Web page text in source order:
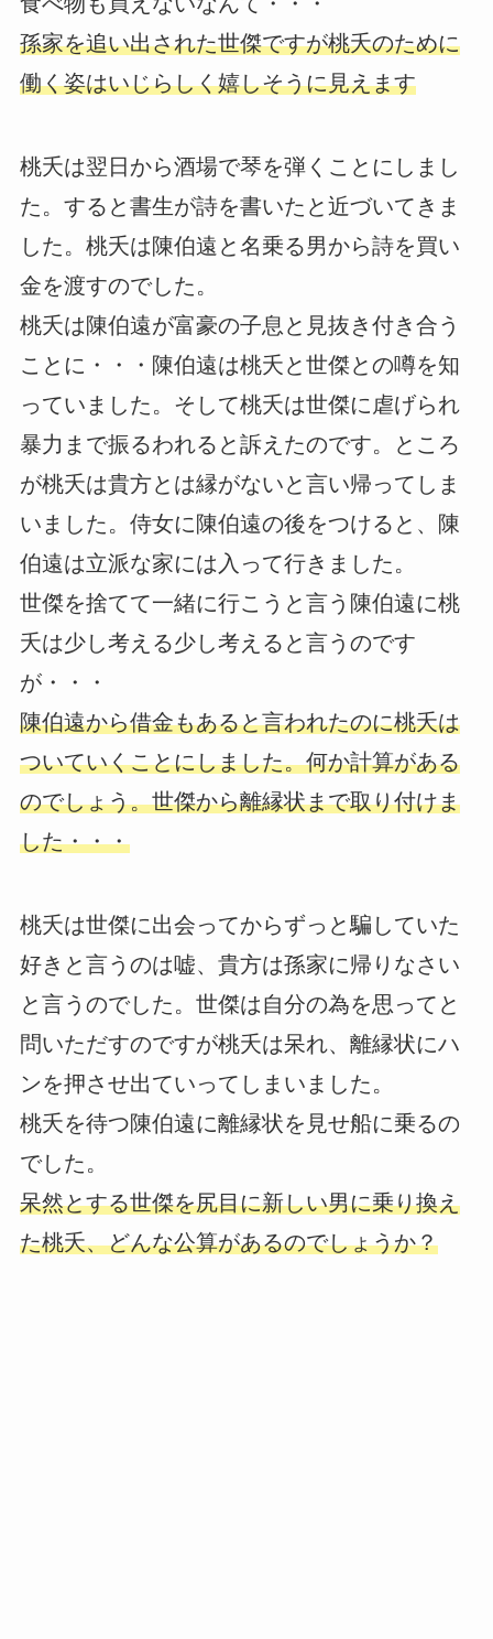
孫家を追い出された世傑ですが桃夭のために
働く姿はいじらしく嬉しそうに見えます
桃夭は翌日から酒場で琴を弾くことにしまし
た。すると書生が詩を書いたと近づいてきま
した。桃夭は陳伯遠と名乗る男から詩を買い
金を渡すのでした。
桃夭は陳伯遠が富豪の子息と見抜き付き合う
ことに・・・陳伯遠は桃夭と世傑との噂を知
っていました。そして桃夭は世傑に虐げられ
暴力まで振るわれると訴えたのです。ところ
が桃夭は貴方とは縁がないと言い帰ってしま
いました。侍女に陳伯遠の後をつけると、陳
伯遠は立派な家には入って行きました。
世傑を捨てて一緒に行こうと言う陳伯遠に桃
夭は少し考える少し考えると言うのです
が・・・
陳伯遠から借金もあると言われたのに桃夭は
ついていくことにしました。何か計算がある
のでしょう。世傑から離縁状まで取り付けま
した・・・
桃夭は世傑に出会ってからずっと騙していた
好きと言うのは嘘、貴方は孫家に帰りなさい
と言うのでした。世傑は自分の為を思ってと
問いただすのですが桃夭は呆れ、離縁状にハ
ンを押させ出ていってしまいました。
桃夭を待つ陳伯遠に離縁状を見せ船に乗るの
でした。
呆然とする世傑を尻目に新しい男に乗り換え
た桃夭、どんな公算があるのでしょうか？